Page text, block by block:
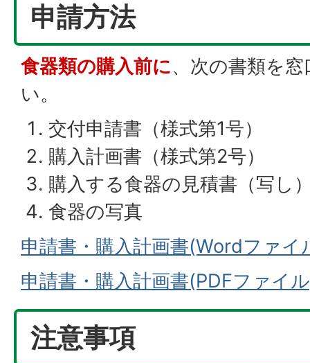
申請方法
食器類の購入前に、次の書類を
い。
交付申請書（様式第1号）
購入計画書（様式第2号）
購入する食器の見積書（写し
食器の写真
申請書・購入計画書(Wordファイ
申請書・購入計画書(PDFファイ
注意事項